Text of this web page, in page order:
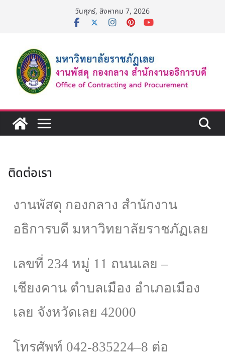
วันศุกร์, สิงหาคม 7, 2026
ติดต่อเรา
งานพัสดุ กองกลาง สำนักงาน
อธิการบดี มหาวิทยาลัยราชภัฏเลย
เลขที่ 234 หมู่ 11 ถนนเลย–
เชียงคาน ตำบลเมือง อำเภอเมือง
เลย จังหวัดเลย 42000
โทรศัพท์ 042-835224–8 ต่อ